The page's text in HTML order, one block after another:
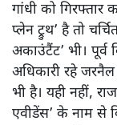
गांधी को
प्लेन ट्रुथ’ है तो
अकाउंटैंट’ भी।
अधिकारी रहे जरनैल
भी है। यही नहीं,
एवीडेंस’ के नाम से